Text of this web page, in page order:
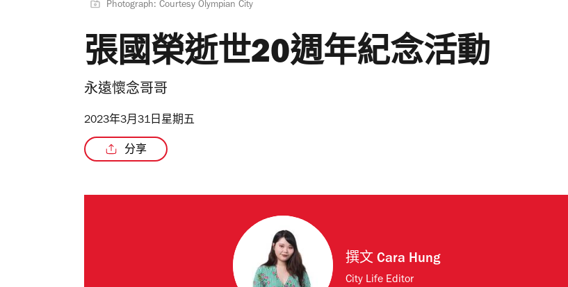
Photograph: Courtesy Olympian City
張國榮逝世20週年紀念活動
永遠懷念哥哥
2023年3月31日星期五
分享
撰文Cara Hung
City Life Editor